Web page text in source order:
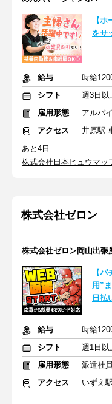
【
をサ
給与
時給
シフト
雇用形態
アルバ
アクセス
井原駅
あと4日
株式会社日本ヒュウマッ
株式会社ゼロン
株式会社ゼロン岡山出
【
用”
日払
給与
時給
シフト
雇用形態
派遣社員
アクセス
いずえ駅